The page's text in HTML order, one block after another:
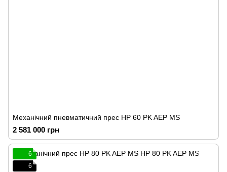
Механічний пневматичний прес HP 60 PK AEP MS
2 581 000 грн
6
6